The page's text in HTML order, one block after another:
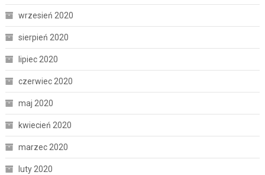
wrzesień 2020
sierpień 2020
lipiec 2020
czerwiec 2020
maj 2020
kwiecień 2020
marzec 2020
luty 2020